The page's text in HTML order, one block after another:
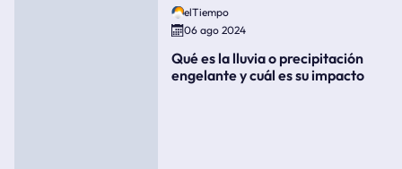
elTiempo
06 ago 2024
Qué es la lluvia o precipitación
engelante y cuál es su impacto